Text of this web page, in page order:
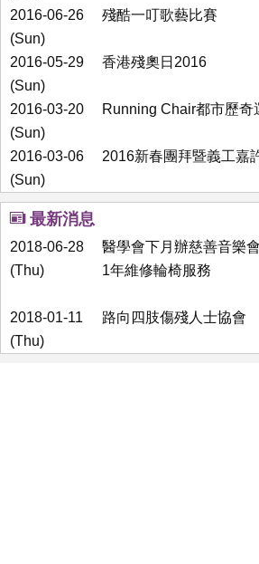
2016-06-26
(Sun)
殘酷一叮歌藝比賽
2016-05-29
(Sun)
香港殘奧日2016
2016-03-20
(Sun)
Running Chair都市歷奇
2016-03-06
(Sun)
2016新春團拜暨義工嘉
最新消息
2018-06-28
(Thu)
醫學會下月辦慈善音樂
1年維修輪椅服務
2018-01-11
(Thu)
路向四肢傷殘人士協會